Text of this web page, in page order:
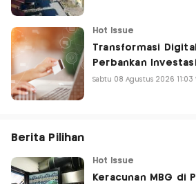
Hot Issue
Transformasi
Perbankan
Sabtu 08 Agustus 2026 11:03
Berita Pilihan
Hot Issue
Keracunan MBG di